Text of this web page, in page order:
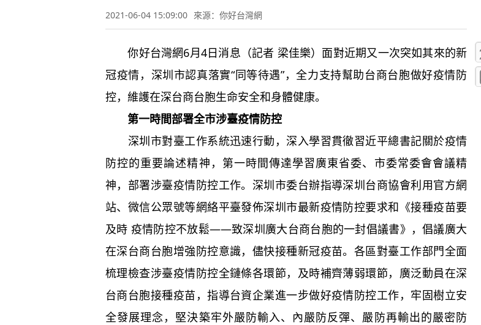
2021-06-04 15:09:00 來源：你好台灣網
你好台灣網6月4日消息（記者 梁佳樂）面對近期又一次突如其來的新
冠疫情，深圳市認真落實“同等待遇”，全力支持幫助台商台胞做好疫情防
控，維護在深台商台胞生命安全和身體健康。
第一時間部署全市涉臺疫情防控
深圳市對臺工作系統迅速行動，深入學習貫徹習近平總書記關於疫情
防控的重要論述精神，第一時間傳達學習廣東省委、市委常委會會議精
神，部署涉臺疫情防控工作。深圳市委台辦指導深圳台商協會利用官方網
站、微信公眾號等網絡平臺發佈深圳市最新疫情防控要求和《接種疫苗要
及時 疫情防控不放鬆——致深圳廣大台商台胞的一封倡議書》，倡議廣大
在深台商台胞增強防控意識，儘快接種新冠疫苗。各區對臺工作部門全面
梳理檢查涉臺疫情防控全鏈條各環節，及時補齊薄弱環節，廣泛動員在深
台商台胞接種疫苗，指導台資企業進一步做好疫情防控工作，牢固樹立安
全發展理念，堅決築牢外嚴防輸入、內嚴防反彈、嚴防再輸出的嚴密防